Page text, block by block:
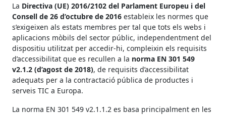
La Directiva (UE) 2016/2102 del Parlament Europeu i del
Consell de 26 d’octubre de 2016 estableix les normes que
s’exigeixen als estats membres per tal que tots els webs i
aplicacions mòbils del sector públic, independentment del
dispositiu utilitzat per accedir-hi, compleixin els requisits
d’accessibilitat que es recullen a la norma EN 301 549
v2.1.2 (d’agost de 2018), de requisits d’accessibilitat
adequats per a la contractació pública de productes i
serveis TIC a Europa.
La norma EN 301 549 v2.1.1.2 es basa principalment en les